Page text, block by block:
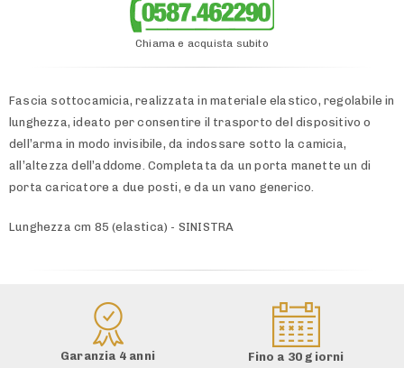
Chiama e acquista subito
Fascia sottocamicia, realizzata in materiale elastico, regolabile in
lunghezza, ideato per consentire il trasporto del dispositivo o
dell’arma in modo invisibile, da indossare sotto la camicia,
all’altezza dell’addome. Completata da un porta manette un di
porta caricatore a due posti, e da un vano generico.
Lunghezza cm 85 (elastica) - SINISTRA
Garanzia 4 anni
Fino a 30 giorni